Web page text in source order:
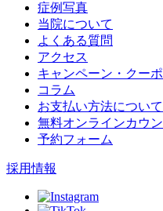
症例写真
当院について
よくある質問
アクセス
キャンペーン・クー
コラム
お支払い方法について
無料オンラインカウ
予約フォーム
採用情報